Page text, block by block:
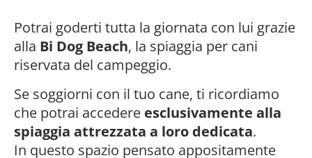
Potrai goderti tutta la giornata con lui grazie
alla Bi Dog Beach, la spiaggia per cani
riservata del campeggio.
Se soggiorni con il tuo cane, ti ricordiamo
che potrai accedere esclusivamente alla
spiaggia attrezzata a loro dedicata.
In questo spazio pensato appositamente